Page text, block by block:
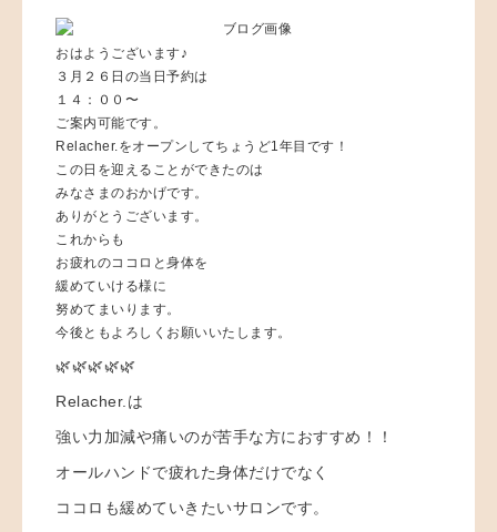
おはようございます♪
３月２６日の当日予約は
１４：００〜
ご案内可能です。
Relacher.をオープンしてちょうど1年目です！
この日を迎えることができたのは
みなさまのおかげです。
ありがとうございます。
これからも
お疲れのココロと身体を
緩めていける様に
努めてまいります。
今後ともよろしくお願いいたします。
🌿🌿🌿🌿🌿
Relacher.は
強い力加減や痛いのが苦手な方におすすめ！！
オールハンドで疲れた身体だけでなく
ココロも緩めていきたいサロンです。